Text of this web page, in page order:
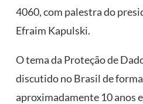
4060, com palestra do
Efraim Kapulski.
O tema da Proteção de
discutido no Brasil de
aproximadamente 10 anos